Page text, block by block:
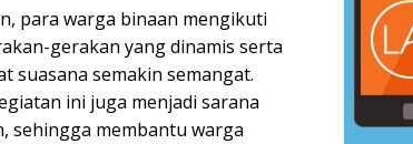
para warga binaan mengikuti
gerakan yang dinamis serta
suasana semakin semangat.
ini juga menjadi sarana
sehingga membantu warga